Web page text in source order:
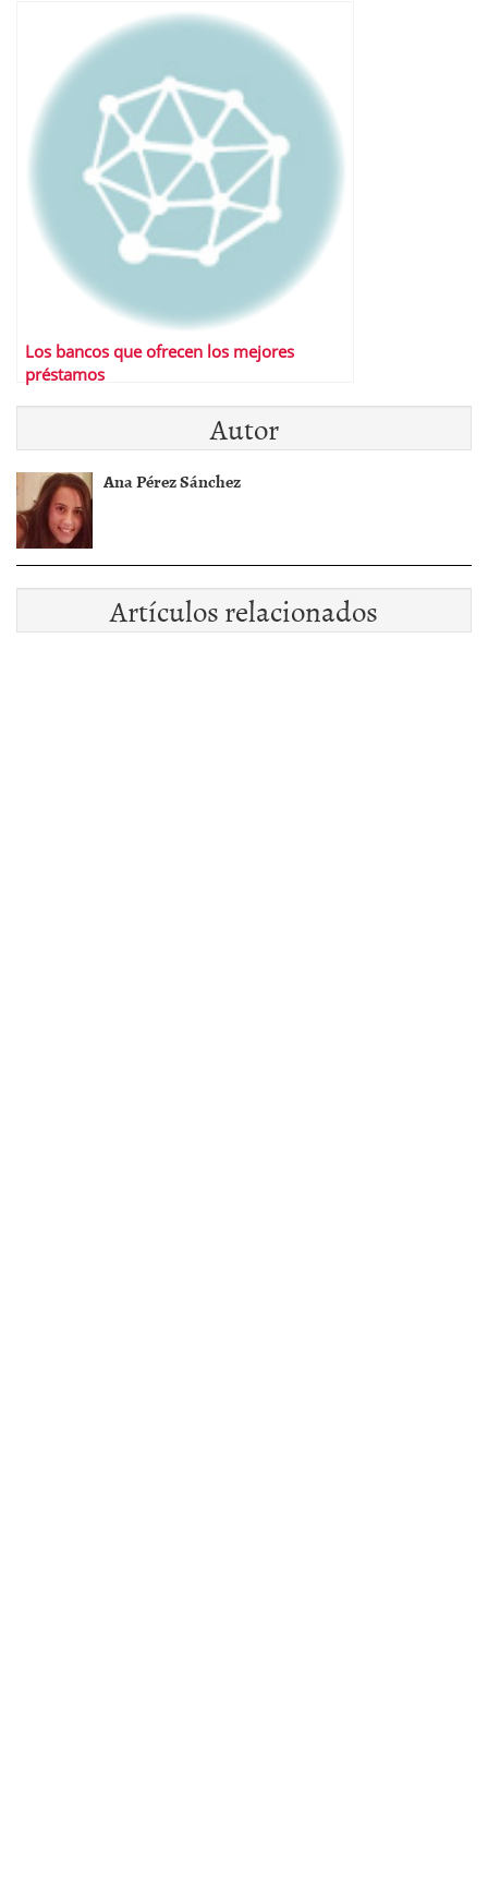
Los bancos que ofrecen los mejores
préstamos
Autor
Ana Pérez Sánchez
Artículos relacionados